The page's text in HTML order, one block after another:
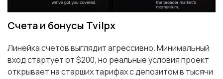
Счета и бонусы Tvilpx
Линейка счетов выглядит агрессивно. Минимальный
вход стартует от $200, но реальные условия проект
открывает на старших тарифах с депозитом в тысячи